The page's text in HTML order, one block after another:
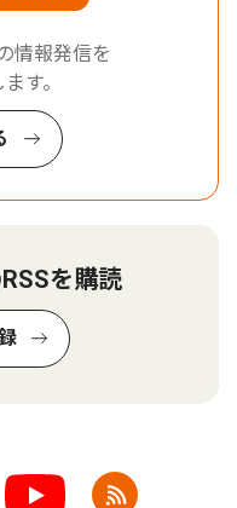
情報発信を
す。
を購読